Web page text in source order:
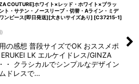
COUTURE]ホワイト×レッド・ホワイト×ブラッ
ト・サテン・ノースリーブ・切替・Aライン・ミデ
ンピース[即日発送][大きいサイズあり] [C37215-1]
)
の感想 普段サイズでOK おススメポ
LK エルケイドレス/GINZA
・ クラシカルでシンプルなデザイン
ドレスで…